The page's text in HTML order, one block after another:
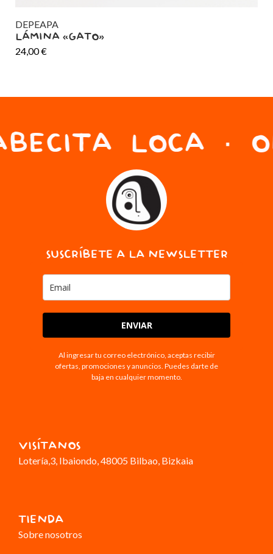
DEPEAPA
LÁMINA «GATO»
24,00€
LOCA ·
SUSCRÍBETE A LA NEWSLETTER
ENVIAR
Al ingresar tu correo electrónico, aceptas recibir
ofertas, promociones y anuncios. Puedes darte de
baja en cualquier momento.
VISÍTANOS
Lotería,3, Ibaiondo, 48005 Bilbao, Bizkaia
TIENDA
Sobre nosotros